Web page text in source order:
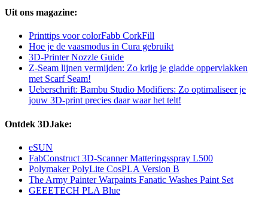
Uit ons magazine:
Printtips voor colorFabb CorkFill
Hoe je de vaasmodus in Cura gebruikt
3D-Printer Nozzle Guide
Z-Seam lijnen vermijden: Zo krijg je gladde oppervlakken
met Scarf Seam!
Ueberschrift: Bambu Studio Modifiers: Zo optimaliseer je
jouw 3D-print precies daar waar het telt!
Ontdek 3DJake:
eSUN
FabConstruct 3D-Scanner Matteringsspray L500
Polymaker PolyLite CosPLA Version B
The Army Painter Warpaints Fanatic Washes Paint Set
GEEETECH PLA Blue